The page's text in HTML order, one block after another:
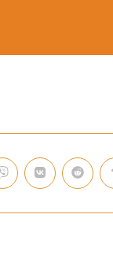
Opens
in
new
Opens
in
new
Opens
in
new